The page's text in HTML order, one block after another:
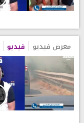
معرض فيديو فيديو